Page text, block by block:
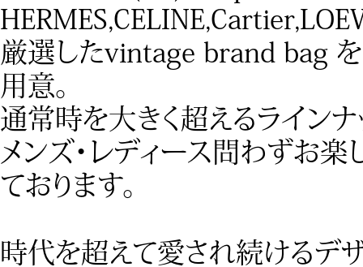
厳選したvintage brand bag
用意。
通常時を大きく超えるラインナ
メンズ・レディース問わずお
ております。
時代を超えて愛され続けるデ